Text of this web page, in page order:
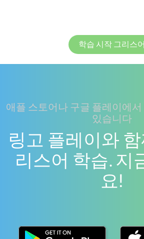
학습 시작 그리스어
애플 스토어나 구글 플레이에
있습니다
링고 플레이와
리스어 학습. 지
요!